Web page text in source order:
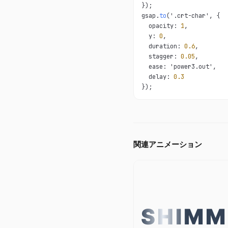
});
gsap.to('.crt-char', {
  opacity:
1,
  y:
0,
  duration:
0.6,
  stagger:
0.05,
  ease: 'power3.out',
  delay:
0.3
});
関連アニメーション